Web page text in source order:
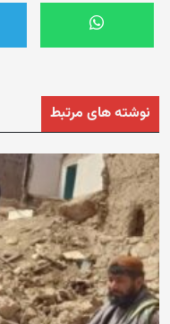
نوشته های مرتبط